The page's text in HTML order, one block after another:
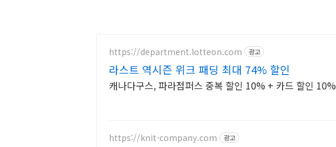
https://department.lotteon.com 광고
라스트 역시즌 위크 패딩 최대 74% 할인
캐나다구스, 파라점퍼스 중복 할인 10% + 카드 할인 10%
https://knit-company.com 광고